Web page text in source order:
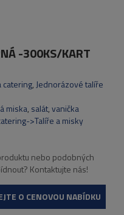
-300KS/KART
catering, Jednorázové talíře
miska, salát,vanička
>Talíře a misky
nebo podobných
Kontaktujte nás!
O CENOVOU NABÍDKU